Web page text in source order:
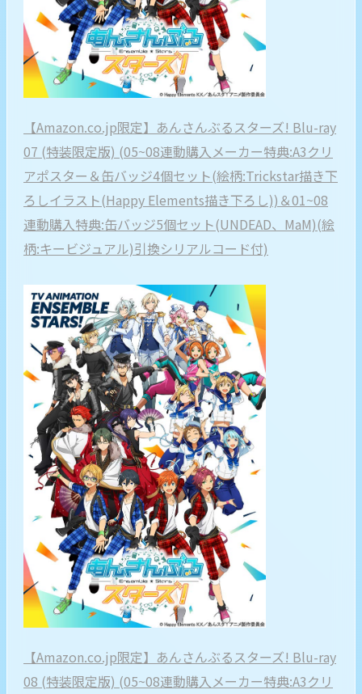
【Amazon.co.jp限定】あんさんぶるスターズ! Blu-ray
07 (特装限定版) (05~08連動購入メーカー特典:A3クリ
アポスター＆缶バッジ4個セット(絵柄:Trickstar描き下
ろしイラスト(Happy Elements描き下ろし))＆01~08
連動購入特典:缶バッジ5個セット(UNDEAD、MaM)(絵
柄:キービジュアル)引換シリアルコード付)
【Amazon.co.jp限定】あんさんぶるスターズ! Blu-ray
08 (特装限定版) (05~08連動購入メーカー特典:A3クリ